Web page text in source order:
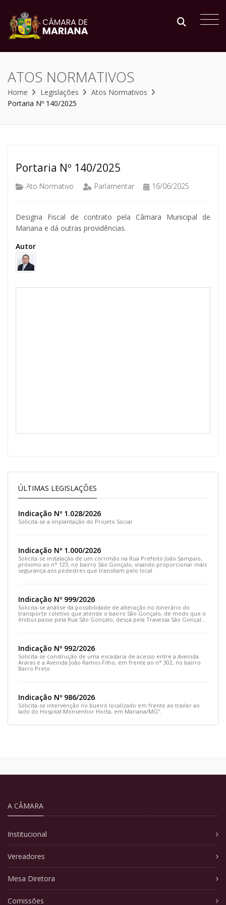
ATOS NORMATIVOS
Home Legislações
Atos Normativos
Portaria Nº 140/2025
Portaria Nº 140/2025
Ato Normativo Parlamentar 16/06/2025
Designa Fiscal de contrato pela Câmara Municipal de
Mariana e dá outras providências.
Autor
ÚLTIMAS LEGISLAÇÕES
Indicação Nº 1.028/2026
Solicita-se a implantação do Projeto Social
Indicação Nº 1.000/2026
Solicita-se instalação de um corrimão na Rua Prefeito João Sampaio,
próximo ao n° 123, no bairro São Gonçalo, visando proporcionar mais
segurança aos pedestres que transitam pelo local
Indicação Nº 999/2026
Solicita-se análise da possibilidade de alteração no itinerário do
transporte coletivo que atende o bairro São Gonçalo, de modo que o
ônibus passe pela Rua São Gonçalo, desça pela Travessa São Gonçalo
e siga pela Rua Prefeito João Sampaio
Indicação Nº 992/2026
Solicita-se construção de uma escadaria de acesso entre a Avenida
Araras e a Avenida João Ramos Filho, em frente ao n° 302, no bairro
Barro Preto
Indicação Nº 986/2026
Solicita-se intervenção no bueiro localizado em frente ao trailer ao
lado do Hospital Monsenhor Horta, em Mariana/MG”.
A CÂMARA
Institucional
Vereadores
Mesa Diretora
Comissões